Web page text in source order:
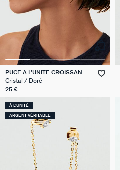
PUCE À L'UNITÉ CROISSANT
MIX & MATCH
Cristal / Doré
25 €
À L'UNITÉ
ARGENT VÉRITABLE